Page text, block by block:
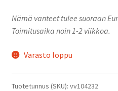
Nämä vanteet tulee suoraan
Toimitusaika noin 1-2 viikkoa.
Varasto loppu
Tuotetunnus (SKU): vv104232